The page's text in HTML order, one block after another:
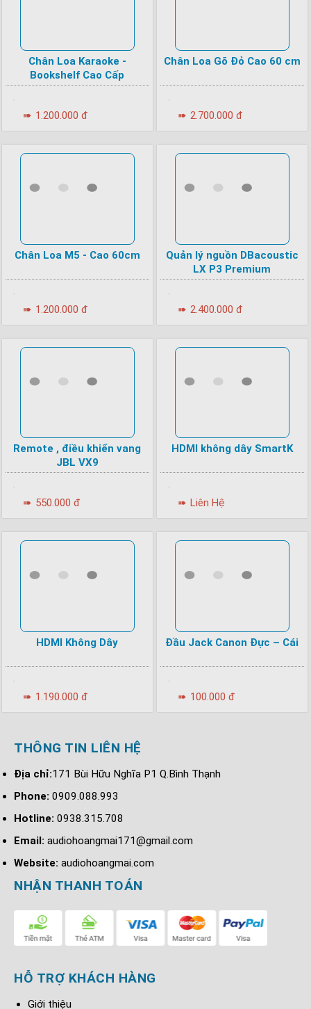
Chân Loa Karaoke -
Bookshelf Cao Cấp
➠ 1.200.000 đ
Chân Loa Gõ Đỏ Cao 60 cm
➠ 2.700.000 đ
Chân Loa M5 - Cao 60cm
➠ 1.200.000 đ
Quản lý nguồn DBacoustic
LX P3 Premium
➠ 2.400.000 đ
Remote , điều khiển vang
JBL VX9
➠ 550.000 đ
HDMI không dây SmartK
➠ Liên Hệ
HDMI Không Dây
➠ 1.190.000 đ
Đầu Jack Canon Đực – Cái
➠ 100.000 đ
THÔNG TIN LIÊN HỆ
Địa chỉ:171 Bùi Hữu Nghĩa P1 Q.Bình Thạnh
Phone: 0909.088.993
Hotline: 0938.315.708
Email: audiohoangmai171@gmail.com
Website: audiohoangmai.com
NHẬN THANH TOÁN
HỖ TRỢ KHÁCH HÀNG
Giới thiệu